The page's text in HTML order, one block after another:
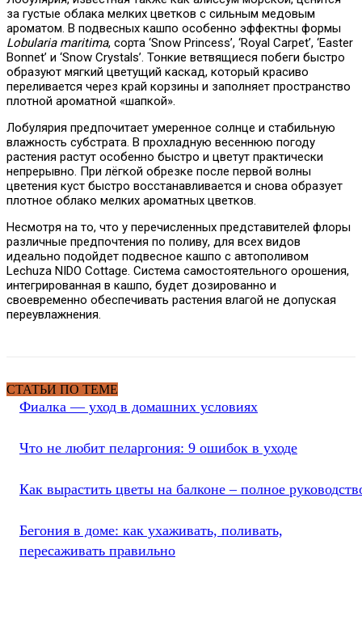
за густые облака мелких цветков с сильным медовым
ароматом. В подвесных кашпо особенно эффектны формы
Lobularia maritima, сорта ‘Snow Princess’, ‘Royal Carpet’, ‘Easter
Bonnet’ и ‘Snow Crystals’. Тонкие ветвящиеся побеги быстро
образуют мягкий цветущий каскад, который красиво
переливается через край корзины и заполняет пространство
плотной ароматной «шапкой».
Лобулярия предпочитает умеренное солнце и стабильную
влажность субстрата. В прохладную весеннюю погоду
растения растут особенно быстро и цветут практически
непрерывно. При лёгкой обрезке после первой волны
цветения куст быстро восстанавливается и снова образует
плотное облако мелких ароматных цветков.
Несмотря на то, что у перечисленных представителей флоры
различные предпочтения по поливу, для всех видов
идеально подойдет подвесное кашпо с автополивом
Lechuza NIDO Cottage. Система самостоятельного орошения,
интегрированная в кашпо, будет дозированно и
своевременно обеспечивать растения влагой не допуская
переувлажнения.
СТАТЬИ ПО ТЕМЕ
Фиалка — уход в домашних условиях
Что не любит пеларгония: 9 ошибок в уходе
Как вырастить цветы на балконе – полное
Бегония в доме: как ухаживать, поливать,
пересаживать правильно